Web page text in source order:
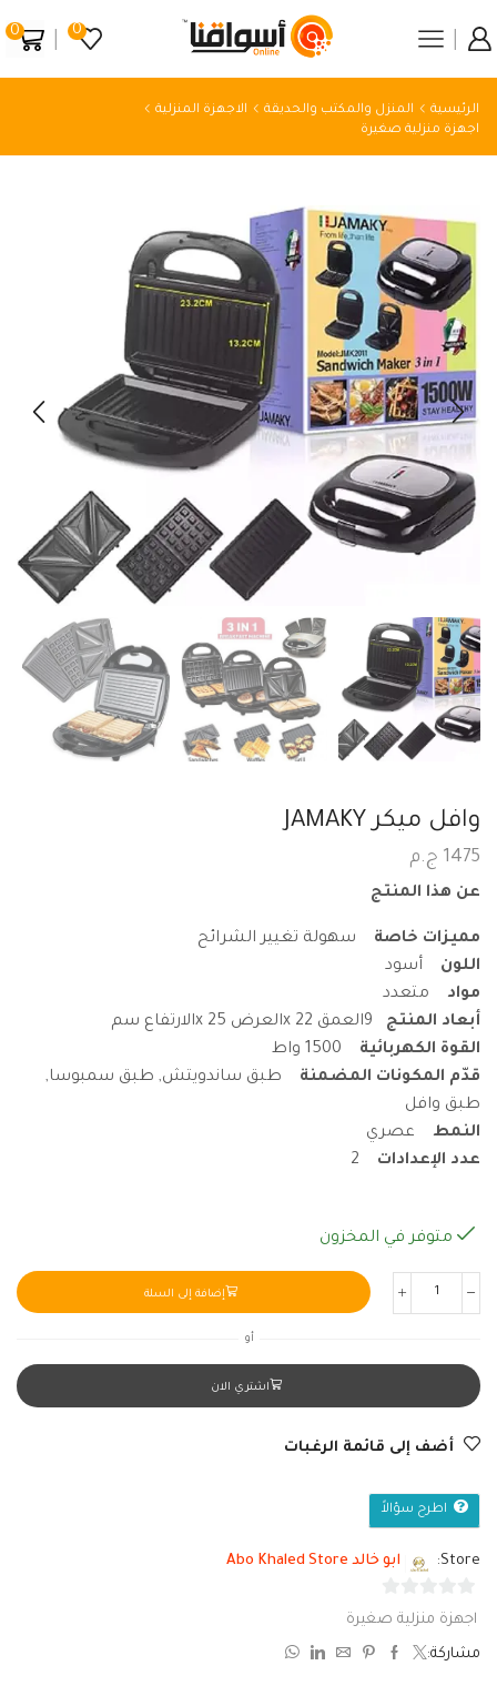
0
0
الرئيسية المنزل والمكتب والحديقة
الاجهزة المنزلية
اجهزة منزلية صغيرة
وافل ميكر JAMAKY
1475 ج.م
عن هذا المنتج
مميزات خاصة
سهولة تغيير الشرائح
اللون
أسود
مواد
متعدد
أبعاد المنتج
القوة الكهربائية
قدّم المكونات المضمنة
طبق ساندويتش, طبق سمبوسا,
طبق وافل
النمط
عصري
عدد الإعدادات
متوفر في المخزون
إضافة إلى السلة
أو
اشتري الان
أضف إلى قائمة الرغبات
اطرح سؤالاً
Store: ابو خالد Abo Khaled Store
اجهزة منزلية صغيرة
مشاركة: